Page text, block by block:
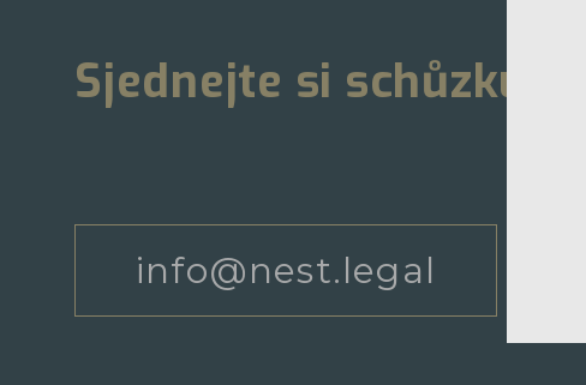
Sjednejte si schůzku
info@nest.legal